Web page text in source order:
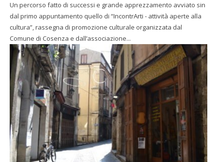
Un percorso fatto di successi e grande apprezzamento avviato sin
dal primo appuntamento quello di “IncontrArti - attività aperte alla
cultura”, rassegna di promozione culturale organizzata dal
Comune di Cosenza e dall’associazione...